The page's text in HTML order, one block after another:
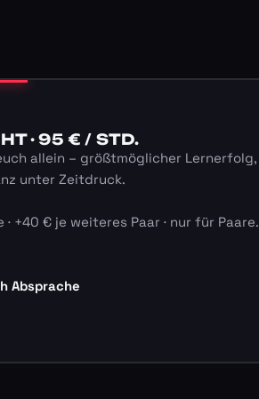
· 95 € / STD.
allein – größtmöglicher Lernerfolg,
unter Zeitdruck.
+40 € je weiteres Paar · nur für Paare.
Absprache